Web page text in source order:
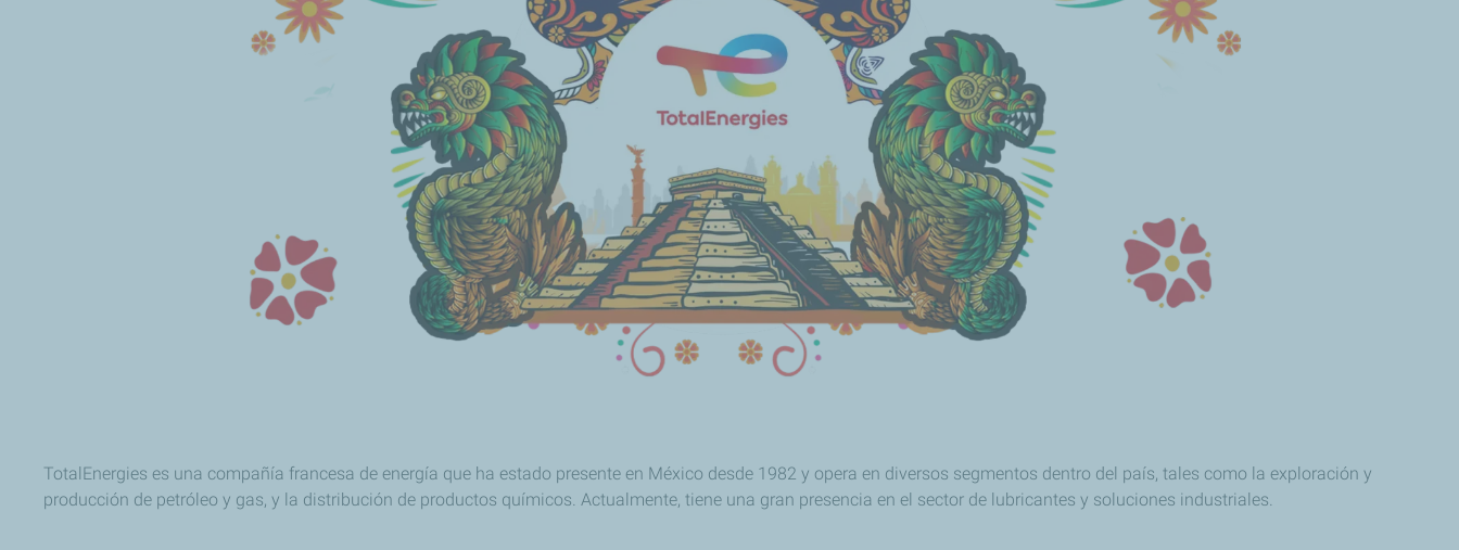
TotalEnergies es una compañía francesa de energía que ha estado presente en México desde 1982 y opera en diversos segmentos dentro del país, tales como la exploración y
producción de petróleo y gas, y la distribución de productos químicos. Actualmente, tiene una gran presencia en el sector de lubricantes y soluciones industriales.